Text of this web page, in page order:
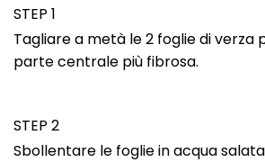
STEP 1
Tagliare a metà le 2 foglie di verza
parte centrale più fibrosa.
STEP 2
Sbollentare le foglie in acqua